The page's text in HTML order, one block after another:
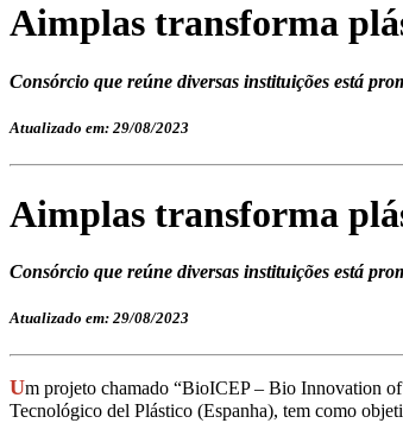
Aimplas transforma
Consórcio que reúne diversas instituições está
Atualizado em: 29/08/2023
Aimplas transforma
Consórcio que reúne diversas instituições está
Atualizado em: 29/08/2023
Um projeto chamado “BioICEP – Bio Innovation
Tecnológico del Plástico (Espanha), tem como